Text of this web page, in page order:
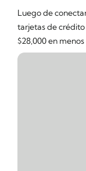
Luego de
tarjetas de
$28,000 en